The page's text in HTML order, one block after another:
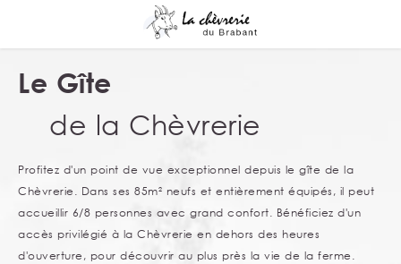
Le Gîte
de la Chèvrerie
Profitez d'un point de vue exceptionnel depuis le gîte de la
Chèvrerie. Dans ses 85m² neufs et entièrement équipés, il peut
accueillir 6/8 personnes avec grand confort. Bénéficiez d'un
accès privilégié à la Chèvrerie en dehors des heures
d'ouverture, pour découvrir au plus près la vie de la ferme.